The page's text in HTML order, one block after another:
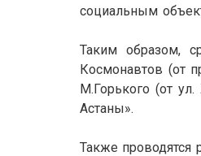
социальным
Таким образом,
Космонавтов (от
М.Горького (от
Астаны».
Также проводятся